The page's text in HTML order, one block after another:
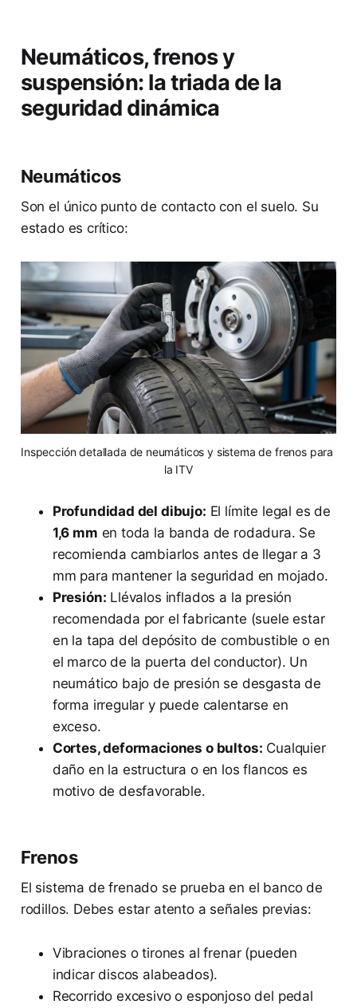
Neumáticos, frenos y
suspensión: la triada de la
seguridad dinámica
Neumáticos
Son el único punto de contacto con el suelo. Su
estado es crítico:
Inspección detallada de neumáticos y sistema de frenos para
la ITV
Profundidad del dibujo: El límite legal es de
1,6 mm en toda la banda de rodadura. Se
recomienda cambiarlos antes de llegar a 3
mm para mantener la seguridad en mojado.
Presión: Llévalos inflados a la presión
recomendada por el fabricante (suele estar
en la tapa del depósito de combustible o en
el marco de la puerta del conductor). Un
neumático bajo de presión se desgasta de
forma irregular y puede calentarse en
exceso.
Cortes, deformaciones o bultos: Cualquier
daño en la estructura o en los flancos es
motivo de desfavorable.
Frenos
El sistema de frenado se prueba en el banco de
rodillos. Debes estar atento a señales previas:
Vibraciones o tirones al frenar (pueden
indicar discos alabeados).
Recorrido excesivo o esponjoso del pedal